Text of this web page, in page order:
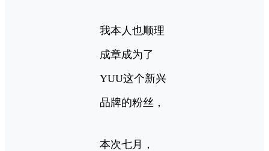
我本人也顺理
成章成为了
YUU这个新兴
品牌的粉丝，
本次七月，